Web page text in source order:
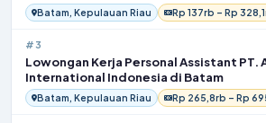
Batam, Kepulauan Riau Rp 137rb – Rp
#3
Lowongan Kerja Personal Assistant PT.
International Indonesia di Batam
Batam, Kepulauan Riau Rp 265,8rb – Rp